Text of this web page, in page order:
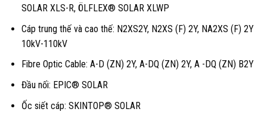
SOLAR XLS-R, ÖLFLEX® SOLAR XLWP
Cáp trung thế và cao thế: N2XS2Y, N2XS (F) 2Y, NA2XS (F) 2Y
10kV-110kV
Fibre Optic Cable: A-D (ZN) 2Y, A-DQ (ZN) 2Y, A -DQ (ZN) B2Y
Đầu nối: EPIC® SOLAR
Ốc siết cáp: SKINTOP® SOLAR